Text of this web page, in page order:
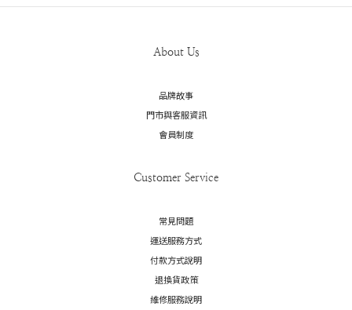
About Us
品牌故事
門市與客服資訊
會員制度
Customer Service
常見問題
運送服務方式
付款方式說明
退換貨政策
維修服務說明